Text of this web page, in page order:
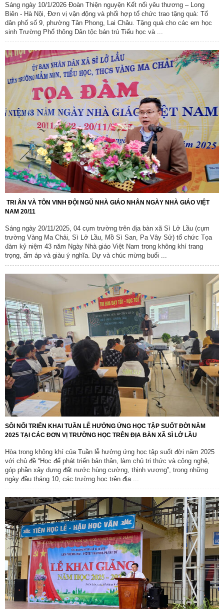
Sáng ngày 10/1/2026 Đoàn Thiện nguyện Kết nối yêu thương – Long
Biên - Hà Nội, Đơn vị vận động và phối hợp tổ chức trao tặng quà: Tổ
dân phố số 9, phường Tân Phong, Lai Châu. Tặng quà cho các em học
sinh Trường Phổ thông Dân tộc bán trú Tiểu học và ...
​ TRI ÂN VÀ TÔN VINH ĐỘI NGŨ NHÀ GIÁO NHÂN NGÀY NHÀ GIÁO VIỆT
NAM 20/11 ​
Sáng ngày 20/11/2025, 04 cụm trường trên địa bàn xã Sì Lở Lầu (cụm
trường Vàng Ma Chải, Sì Lở Lầu, Mồ Sì San, Pa Vây Sử) tổ chức Tọa
đàm kỷ niệm 43 năm Ngày Nhà giáo Việt Nam trong không khí trang
trọng, ấm áp và giàu ý nghĩa. Dự và chúc mừng buổi ...
SÔI NỔI TRIỂN KHAI TUẦN LỄ HƯỞNG ỨNG HỌC TẬP SUỐT ĐỜI NĂM
2025 TẠI CÁC ĐƠN VỊ TRƯỜNG HỌC TRÊN ĐỊA BÀN XÃ SÌ LỞ LẦU
Hòa trong không khí của Tuần lễ hưởng ứng học tập suốt đời năm 2025
với chủ đề “Học để phát triển bản thân, làm chủ tri thức và công nghệ,
góp phần xây dựng đất nước hùng cường, thịnh vượng”, trong những
ngày đầu tháng 10, các trường học trên địa ...
Số:Số:1862 /KH-UBND
Tên: (KẾ HOẠCH Tuyên truyền ứng dụng khoa học, công nghệ
và đổi mới sáng tạo trên địa bàn xã Sì Lở Lầu giai đoạn 2026 -
2030)
Ngày ban hành: (07/08/2026) -Ngày hiệu lực: (06/08/2026)